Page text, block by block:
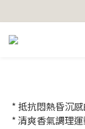
【官網獨家】
【官網獨家】
* 抵抗悶熱昏沉
* 清爽香氣調理